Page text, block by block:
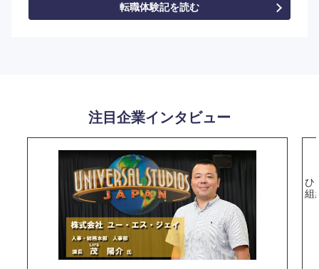
転職体験記を読む
注目企業インタビュー
ひ
組